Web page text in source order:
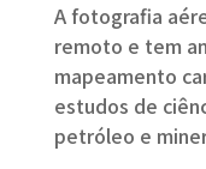
A fotografia
remoto e tem
mapeamento
estudos de
petróleo e